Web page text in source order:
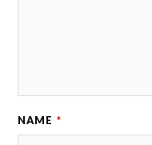
NAME *